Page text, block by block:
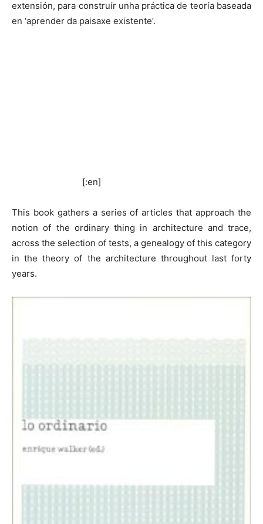
extensión, para construír unha práctica de teoría baseada
en ‘aprender da paisaxe existente’.
[:en]
This book gathers a series of articles that approach the
notion of the ordinary thing in architecture and trace,
across the selection of tests, a genealogy of this category
in the theory of the architecture throughout last forty
years.